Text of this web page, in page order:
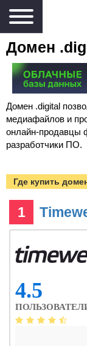
Домен
Домен .digital
медиафайлов и
онлайн-продавцы
разработчики ПО.
Где купить
1
4.5